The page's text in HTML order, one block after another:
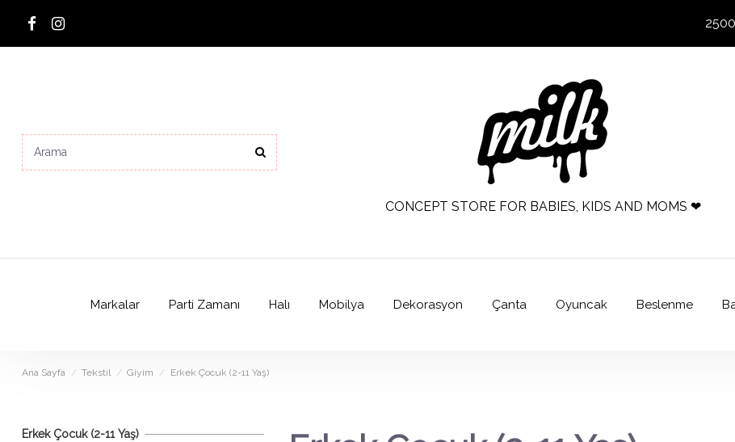
CONCEPT STORE FOR BABIES, KIDS AND MOMS ❤
Markalar Parti Zamanı Halı Mobilya Dekorasyon Çanta Oyuncak Beslenme
Ana Sayfa Tekstil Giyim Erkek Çocuk (2-11 Yaş)
Erkek Çocuk (2-11 Yaş)